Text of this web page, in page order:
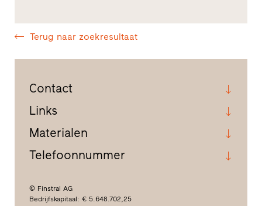
Terug naar zoekresultaat
Contact
Links
Materialen
Telefoonnummer
© Finstral AG
Bedrijfskapitaal: € 5.648.702,25